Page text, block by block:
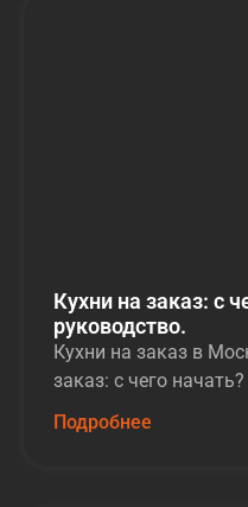
Кухни на заказ: с
руководство.
Кухни на заказ в
заказ: с чего
Подробнее